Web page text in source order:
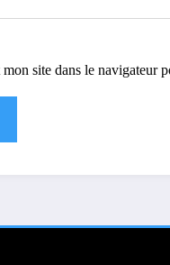
site dans le navigateur